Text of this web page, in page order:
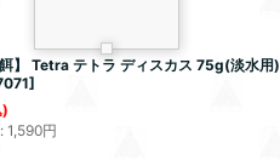
餌】 Tetra テトラ ディスカス 75g(淡水用)
]
: 1,590円